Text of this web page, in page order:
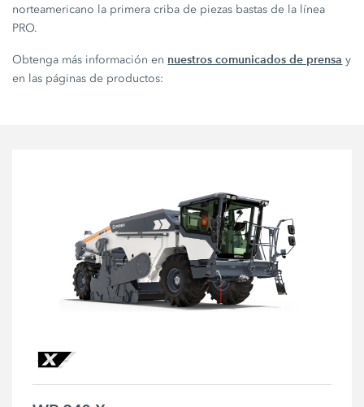
norteamericano la primera criba de piezas bastas de la línea
PRO.
Obtenga más información en nuestros comunicados de prensa y
en las páginas de productos: